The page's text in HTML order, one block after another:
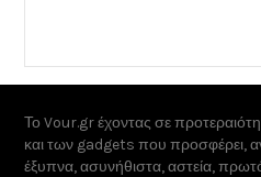
Το Vour.gr έχοντας σε
και των gadgets που προσφέρει,
έξυπνα, ασυνήθιστα, αστεία,